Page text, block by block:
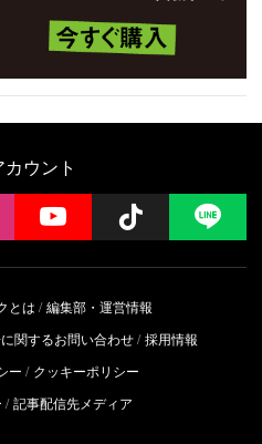
ウント
instagramYouTube Follow
とは
編集部・運営情報
関するお問い合わせ 採用情報
ー
クッキーポリシー
記事配信先メディア